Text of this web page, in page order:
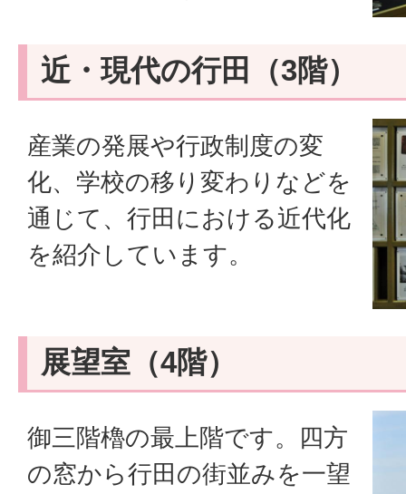
近・現代の行田（3階）
産業の発展や行政制度の変
化、学校の移り変わりなどを
通じて、行田における近代化
を紹介しています。
展望室（4階）
御三階櫓の最上階です。四方
の窓から行田の街並みを一望